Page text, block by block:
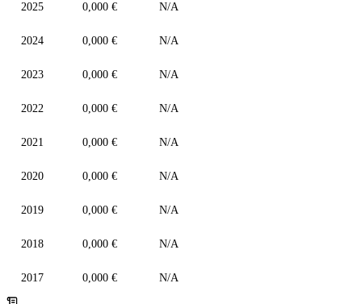
2025 0,000 € N/A
2024 0,000 € N/A
2023 0,000 € N/A
2022 0,000 € N/A
2021 0,000 € N/A
2020 0,000 € N/A
2019 0,000 € N/A
2018 0,000 € N/A
2017 0,000 € N/A